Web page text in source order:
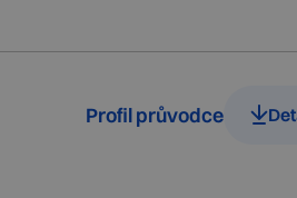
Profil průvodce